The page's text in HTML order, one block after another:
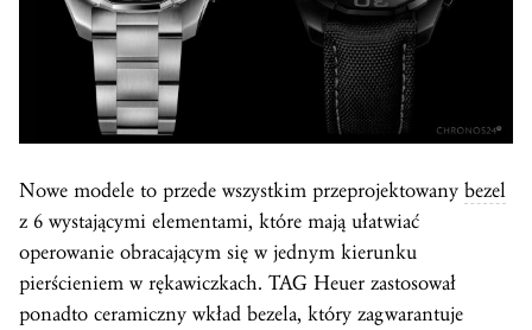
Nowe modele to przede wszystkim przeprojektowany bezel
z 6 wystającymi elementami, które mają ułatwiać
operowanie obracającym się w jednym kierunku
pierścieniem w rękawiczkach. TAG Heuer zastosował
ponadto ceramiczny wkład bezela, który zagwarantuje